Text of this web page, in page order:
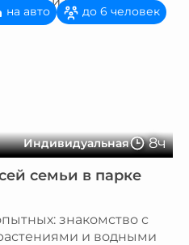
Индивидуальная 8ч
на авто до 6 человек
семьи в парке
знакомство с
и водными